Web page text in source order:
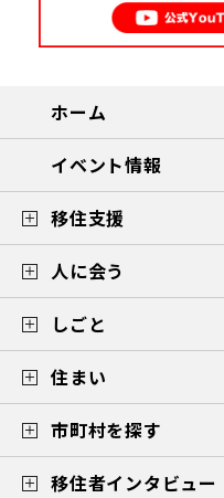
ホーム
イベント情報
移住支援
人に会う
しごと
住まい
市町村を探す
移住者インタビュー